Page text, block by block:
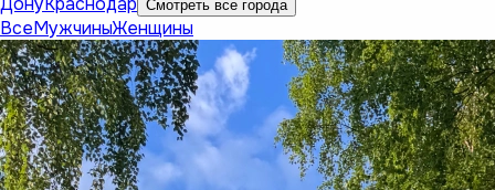
Смотреть все города
ВсеМужчиныЖенщины